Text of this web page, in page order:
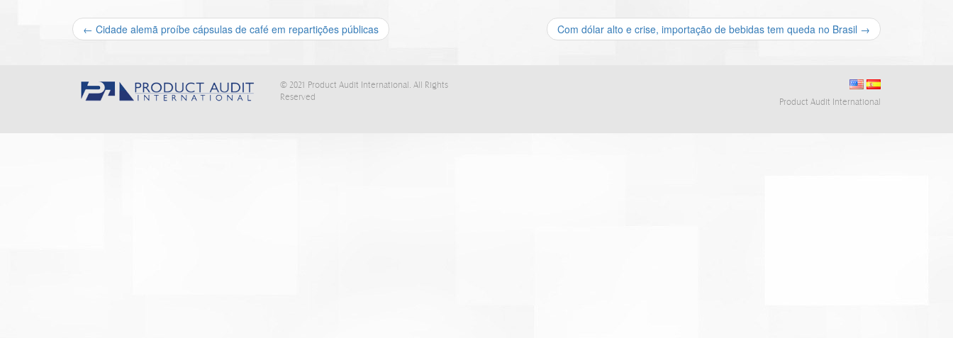
Navegação de posts
← Cidade alemã proíbe cápsulas de café em repartições públicas Com dólar alto e crise, importação de bebidas tem queda no Brasil →
© 2021 Product Audit International. All Rights
Reserved
Product Audit International